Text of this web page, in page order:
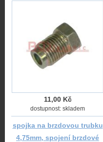
11,00 Kč
dostupnost: skladem
spojka na brzdovou trubku
4,75mm, spojení brzdové